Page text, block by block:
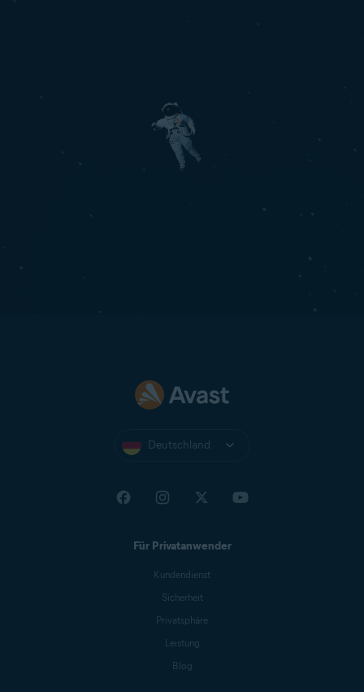
Deutschland
Für Privatanwender
Kundendienst
Sicherheit
Privatsphäre
Leistung
Blog